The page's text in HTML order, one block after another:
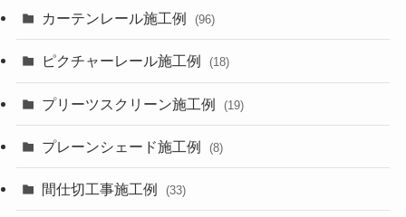
カーテンレール施工例 (96)
ピクチャーレール施工例 (18)
プリーツスクリーン施工例 (19)
プレーンシェード施工例 (8)
間仕切工事施工例 (33)